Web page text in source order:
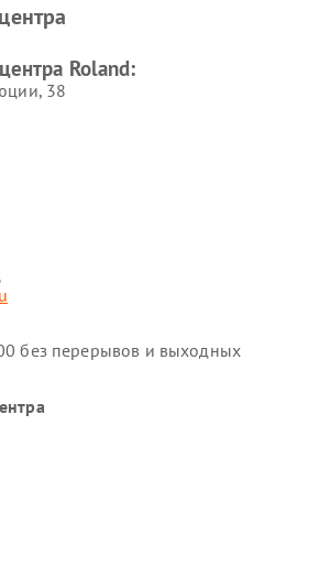
Roland:
38
без перерывов и выходных